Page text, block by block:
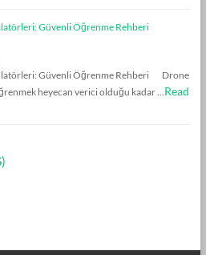
Güvenli Öğrenme Rehberi
Güvenli Öğrenme Rehberi Drone
heyecan verici olduğu kadar …Read